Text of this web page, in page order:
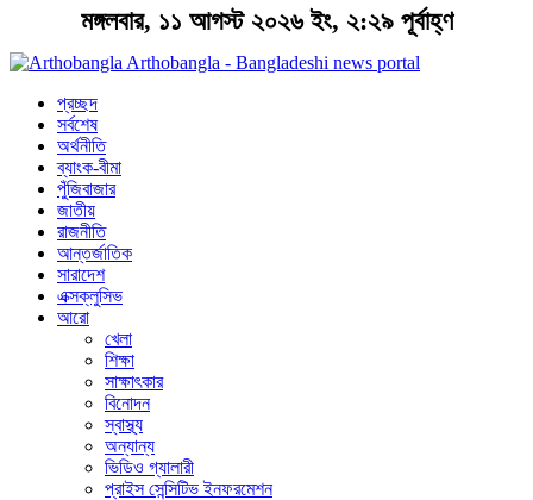
মঙ্গলবার, ১১ আগস্ট ২০২৬ ইং, ২:২৯ পূর্বাহ্ণ
Arthobangla - Bangladeshi news portal
প্রচ্ছদ
সর্বশেষ
অর্থনীতি
ব্যাংক-বীমা
পুঁজিবাজার
জাতীয়
রাজনীতি
আন্তর্জাতিক
সারাদেশ
এক্সক্লুসিভ
আরো
খেলা
শিক্ষা
সাক্ষাৎকার
বিনোদন
স্বাস্থ্য
অন্যান্য
ভিডিও গ্যালারী
প্রাইস সেন্সিটিভ ইনফরমেশন